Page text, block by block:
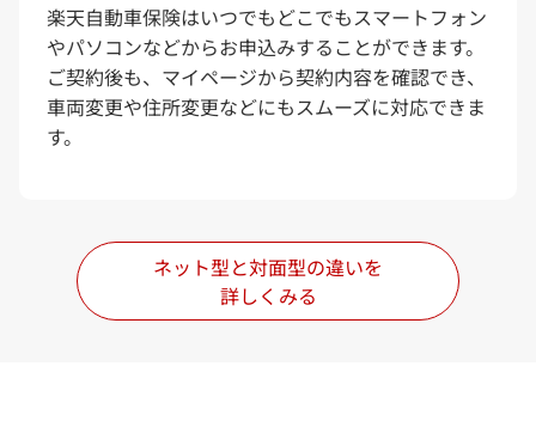
楽天自動車保険はいつでもどこでもスマートフォン
やパソコンなどからお申込みすることができます。
ご契約後も、マイページから契約内容を確認でき、
車両変更や住所変更などにもスムーズに対応できま
す。
ネット型と対面型の違いを
詳しくみる